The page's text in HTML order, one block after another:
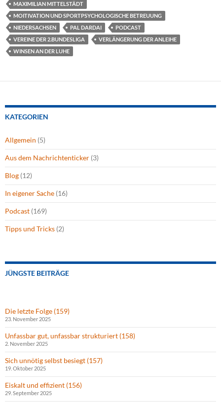
MAXIMILIAN MITTELSTÄDT
MOITIVATION UND SPORTPSYCHOLOGISCHE BETREUUNG
NIEDERSACHSEN
PAL DARDAI
PODCAST
VEREINE DER 2.BUNDESLIGA
VERLÄNGERUNG DER ANLEIHE
WINSEN AN DER LUHE
KATEGORIEN
Allgemein (5)
Aus dem Nachrichtenticker (3)
Blog (12)
In eigener Sache (16)
Podcast (169)
Tipps und Tricks (2)
JÜNGSTE BEITRÄGE
Die letzte Folge (159)
23. November 2025
Unfassbar gut, unfassbar strukturiert (158)
2. November 2025
Sich unnötig selbst besiegt (157)
19. Oktober 2025
Eiskalt und effizient (156)
29. September 2025